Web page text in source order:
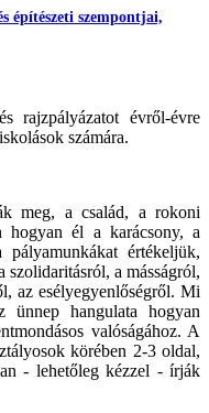
építészeti szempontjai,
rajzpályázatot évről-évre
számára.
meg, a család, a rokoni
hogyan él a karácsony, a
pályamunkákat értékeljük,
a másságról,
az esélyegyenlőségről. Mi
ünnep hangulata hogyan
valóságához. A
körében 2-3 oldal,
- lehetőleg kézzel - írják